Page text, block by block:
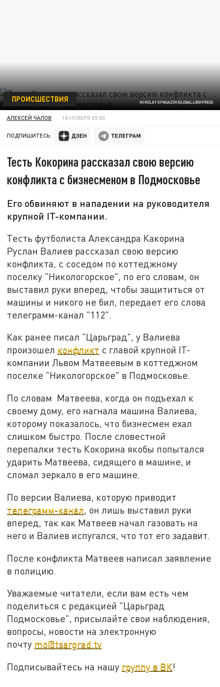
NIKOLAY GYNGAZOV/GLOBALLOOKPRESS
ПРОИСШЕСТВИЯ
АЛЕКСЕЙ ЧАЛОВ 18 НОЯБРЯ 05:00
ПОДПИШИТЕСЬ:
Тесть Кокорина рассказал свою версию
конфликта с бизнесменом в Подмосковье
Его обвиняют в нападении на руководителя
крупной IT-компании.
Тесть футболиста Александра Какорина
Руслан Валиев рассказал свою версию
конфликта, с соседом по коттеджному
поселку "Никологорское", по его словам, он
выставил руки вперед, чтобы защититься от
машины и никого не бил, передает его слова
телеграмм-канал "112".
Как ранее писал "Царьград", у Валиева
произошел конфликт с главой крупной IT-
компании Львом Матвеевым в коттеджном
поселке "Никологорское" в Подмосковье.
По словам Матвеева, когда он подъехал к
своему дому, его нагнала машина Валиева,
которому показалось, что бизнесмен ехал
слишком быстро. После словестной
перепалки тесть Кокорина якобы попытался
ударить Матвеева, сидящего в машине, и
сломал зеркало в его машине.
По версии Валиева, которую приводит
телеграмм-канал, он лишь выставил руки
вперед, так как Матвеев начал газовать на
него и Валиев испугался, что тот его задавит.
После конфликта Матвеев написал заявление
в полицию.
Уважаемые читатели, если вам есть чем
поделиться с редакцией "Царьград
Подмосковье", присылайте свои наблюдения,
вопросы, новости на электронную
почту mo@tsargrad.tv
Подписывайтесь на нашу группу в ВК!